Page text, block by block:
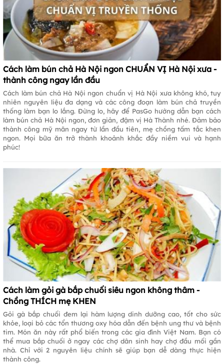
Cách làm bún chả Hà Nội ngon CHUẨN VỊ Hà Nội xưa -
thành công ngay lần đầu
Cách làm bún chả Hà Nội ngon chuẩn vị Hà Nội xưa không khó, tuy
nhiên nguyên liệu đa dạng và các công đoạn làm bún chả truyền
thống làm bạn lo lắng. Đừng lo, hãy để PasGo hướng dẫn bạn cách
làm bún chả Hà Nội ngon, đơn giản, đậm vị Hà Thành nhé. Đảm bảo
thành công mỹ mãn ngay từ lần đầu tiên, mẹ chồng tấm tắc khen
ngon. Mọi bữa ăn trở thành khoảnh khắc đầy niềm vui và hạnh
phúc!
Cách làm gỏi gà bắp chuối siêu ngon không thâm -
Chồng THÍCH mẹ KHEN
Gỏi gà bắp chuối đem lại hàm lượng dinh dưỡng cao, tốt cho sức
khỏe, loại bỏ các tổn thương oxy hóa dẫn đến bệnh ung thư và bệnh
tim. Món ăn này rất phổ biến trong các gia đình Việt Nam. Bạn có
thể mua bắp chuối ở ngay các chợ dân sinh hay chợ đầu mối gần
nhà. Chỉ với 2 nguyên liệu chính sẽ giúp bạn dễ dàng thực hiện
thành công.